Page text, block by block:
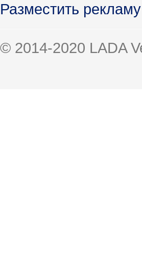
Разместить
© 2014-2020 LADA